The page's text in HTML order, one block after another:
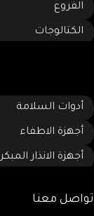
الفروع
الكتالوجات
أدوات السلامة
أجهزة الاطفاء
أجهزة الانذار المبكر
تواصل معنا